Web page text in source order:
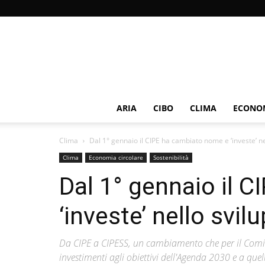
ARIA CIBO CLIMA
Clima Dal 1° gennaio il CIPE ha cambiato nome e ‘investe’
Clima Economia circolare Sostenibilità
Dal 1° gennaio il
‘investe’ nello
Da CIPE a CIPESS, un cambiamento che per il
investimenti agli obiettivi dell'Agenda 2030 e a